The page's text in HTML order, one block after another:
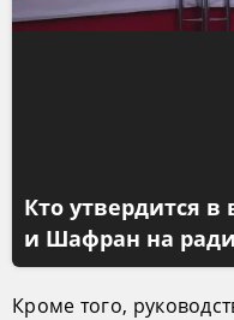
Кто утвердится
и Шафран на
Кроме того,